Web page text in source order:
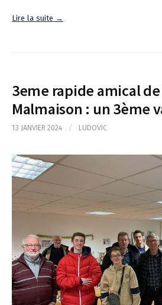
Lire la suite →
3eme rapide amical
Malmaison : un 3ème
13 JANVIER 2024 / LUDOVIC